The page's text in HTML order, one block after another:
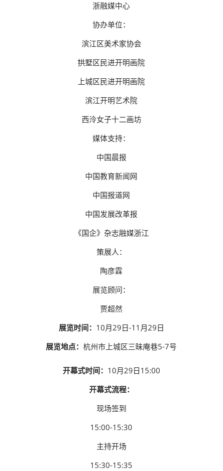
浙融媒中心
协办单位：
滨江区美术家协会
拱墅区民进开明画院
上城区民进开明画院
滨江开明艺术院
西泠女子十二画坊
媒体支持：
中国晨报
中国教育新闻网
中国报道网
中国发展改革报
《国企》杂志融媒浙江
策展人：
陶彦霖
展览顾问：
贾超然
展览时间： 10月29日-11月29日
展览地点：杭州市上城区三昧庵巷5-7号
开幕式时间： 10月29日15:00
开幕式流程：
现场签到
15:00-15:30
主持开场
15:30-15:35